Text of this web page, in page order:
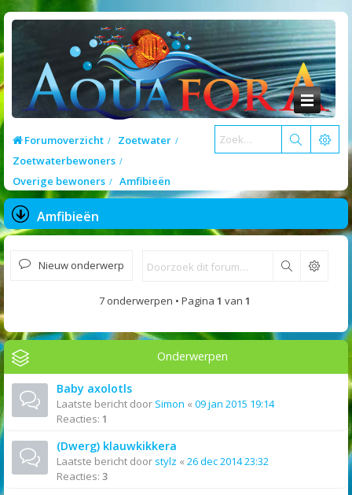
Forumoverzicht
Zoetwater
Zoetwaterbewoners
Overige bewoners
Amfibieën
Amfibieën
Nieuw onderwerp Zoek
7 onderwerpen • Pagina 1 van 1
Onderwerpen
Baby axolotls
Laatste bericht door Simon « 09 jan 2015 19:14
Reacties: 1
(Dwerg) klauwkikkera
Laatste bericht door stylz « 26 dec 2014 23:32
Reacties: 3